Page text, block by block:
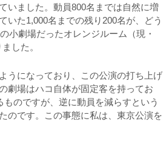
いました。動員800名までは自然に増
いた1,000名までの残り200名が、どう
小劇場だったオレンジルーム（現・
した。
うになっており、この公演の打ち上げ
劇場はハコ自体が固定客を持ってお
のですが、逆に動員を減らすという
のです。この事態に私は、東京公演を